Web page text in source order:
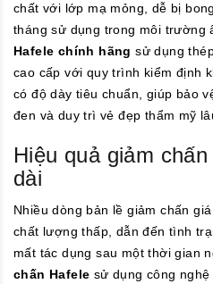
chất với lớp mạ mỏng, dễ bị
tháng sử dụng trong môi trường
Hafele chính hãng sử dụng
cao cấp với quy trình kiểm định
có độ dày tiêu chuẩn, giúp bảo
đen và duy trì vẻ đẹp thẩm mỹ
Hiệu quả giảm
dài
Nhiều dòng bản lề giảm chấn
chất lượng thấp, dẫn đến tình
mất tác dụng sau một thời gian
chấn Hafele sử dụng công